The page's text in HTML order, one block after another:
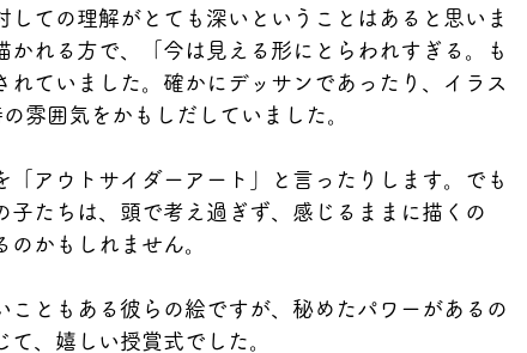
ての理解がとても深いということはあると思いま
れる方で、「今は見える形にとらわれすぎる。も
れていました。確かにデッサンであったり、イラス
雰囲気をかもしだしていました。
アウトサイダーアート」と言ったりします。でも
子たちは、頭で考え過ぎず、感じるままに描くの
のかもしれません。
こともある彼らの絵ですが、秘めたパワーがあるの
、嬉しい授賞式でした。